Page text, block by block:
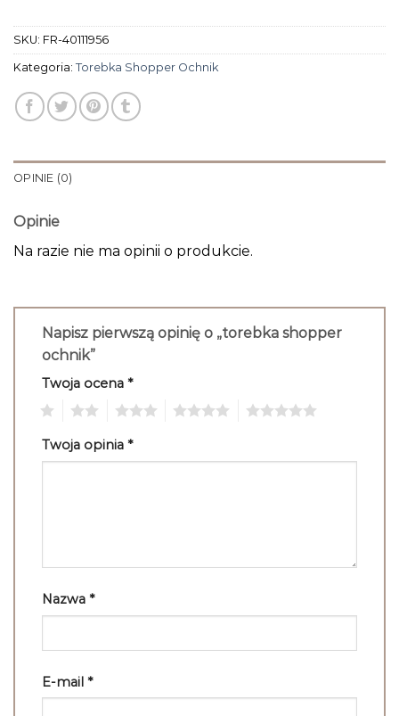
SKU: FR-40111956
Kategoria: Torebka Shopper Ochnik
OPINIE (0)
Opinie
Na razie nie ma opinii o produkcie.
Napisz pierwszą opinię o „torebka shopper
ochnik”
Twoja ocena *
Twoja opinia *
Nazwa *
E-mail *